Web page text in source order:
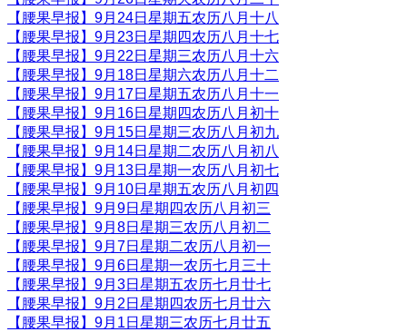
【腰果早报】9月24日星期五农历八月十八
【腰果早报】9月23日星期四农历八月十七
【腰果早报】9月22日星期三农历八月十六
【腰果早报】9月18日星期六农历八月十二
【腰果早报】9月17日星期五农历八月十一
【腰果早报】9月16日星期四农历八月初十
【腰果早报】9月15日星期三农历八月初九
【腰果早报】9月14日星期二农历八月初八
【腰果早报】9月13日星期一农历八月初七
【腰果早报】9月10日星期五农历八月初四
【腰果早报】9月9日星期四农历八月初三
【腰果早报】9月8日星期三农历八月初二
【腰果早报】9月7日星期二农历八月初一
【腰果早报】9月6日星期一农历七月三十
【腰果早报】9月3日星期五农历七月廿七
【腰果早报】9月2日星期四农历七月廿六
【腰果早报】9月1日星期三农历七月廿五